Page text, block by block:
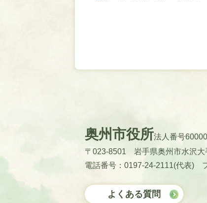
奥州市役所法人番号
〒023-8501 岩手県奥州市水沢大
電話番号：0197-24-2111(代表)
よくある質問